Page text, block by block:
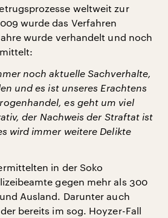
weltweit zur
wurde das Verfahren
wurde verhandelt und noch
noch aktuelle Sachverhalte,
und es ist unseres Erachtens
es geht um viel
der Nachweis der Straftat ist
wird immer weitere Delikte
in der Soko
gegen mehr als 300
Ausland. Darunter auch
bereits im sog. Hoyzer-Fall